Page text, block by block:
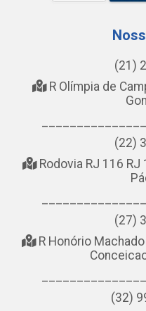
(21)
R Olímpia de
(22)
Rodovia RJ 116 RJ
(27)
R Honório
(32)